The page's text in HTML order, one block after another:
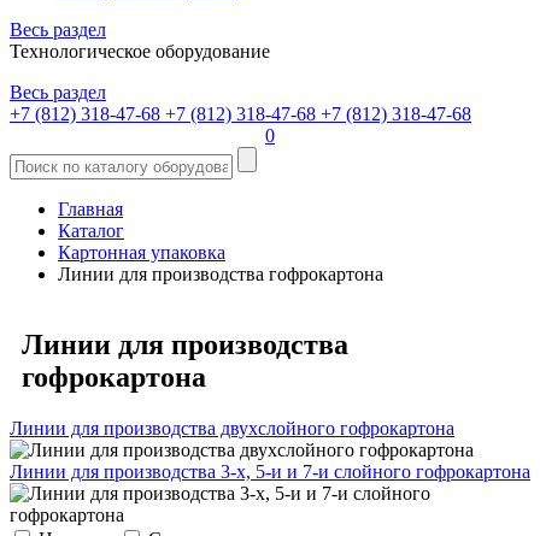
Весь раздел
Технологическое оборудование
Весь раздел
+7 (812) 318-47-68 +7 (812) 318-47-68 +7 (812) 318-47-68
0
Главная
Каталог
Картонная упаковка
Линии для производства гофрокартона
Линии для производства
гофрокартона
Линии для производства двухслойного гофрокартона
Линии для производства 3-х, 5-и и 7-и слойного гофрокартона